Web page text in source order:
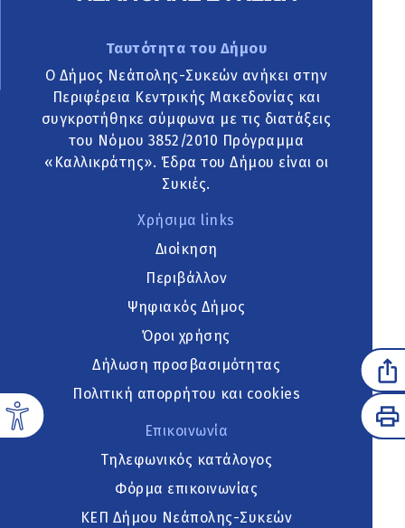
Ταυτότητα του Δήμου
Ο Δήμος Νεάπολης-Συκεών ανήκει στην
Περιφέρεια Κεντρικής Μακεδονίας και
συγκροτήθηκε σύμφωνα με τις διατάξεις
του Νόμου 3852/2010 Πρόγραμμα
«Καλλικράτης». Έδρα του Δήμου είναι οι
Συκιές.
Χρήσιμα links
Διοίκηση
Περιβάλλον
Ψηφιακός Δήμος
Όροι χρήσης
Δήλωση προσβασιμότητας
Πολιτική απορρήτου και cookies
Επικοινωνία
Τηλεφωνικός κατάλογος
Φόρμα επικοινωνίας
ΚΕΠ Δήμου Νεάπολης-Συκεών